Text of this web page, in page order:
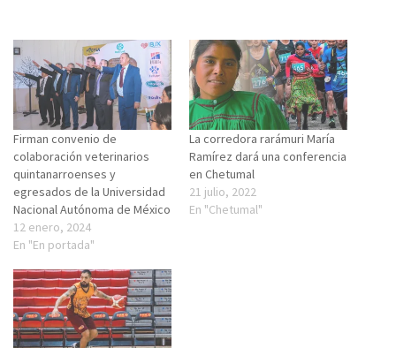
Firman convenio de
colaboración veterinarios
quintanarroenses y
egresados de la Universidad
Nacional Autónoma de México
12 enero, 2024
En "En portada"
La corredora rarámuri María
Ramírez dará una conferencia
en Chetumal
21 julio, 2022
En "Chetumal"